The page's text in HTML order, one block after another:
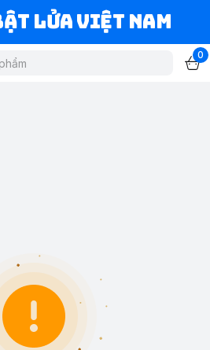
Lửa Việt Nam
0